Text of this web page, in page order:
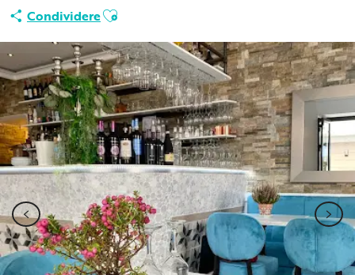
CondividereAjouter aux favoris